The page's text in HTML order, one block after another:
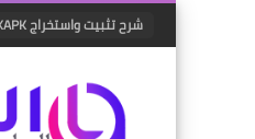
شرح تثبيت واستخراج XAPK